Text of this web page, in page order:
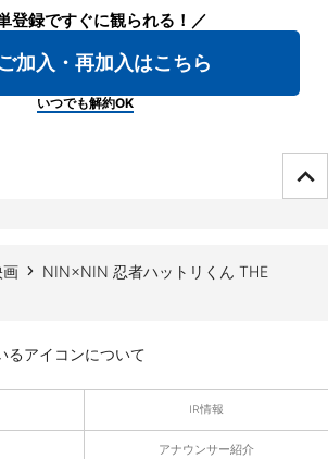
登録ですぐに観られる！／
加入・再加入はこちら
いつでも解約OK
画
NIN×NIN 忍者ハットリくん THE
るアイコンについて
IR情報
アナウンサー紹介